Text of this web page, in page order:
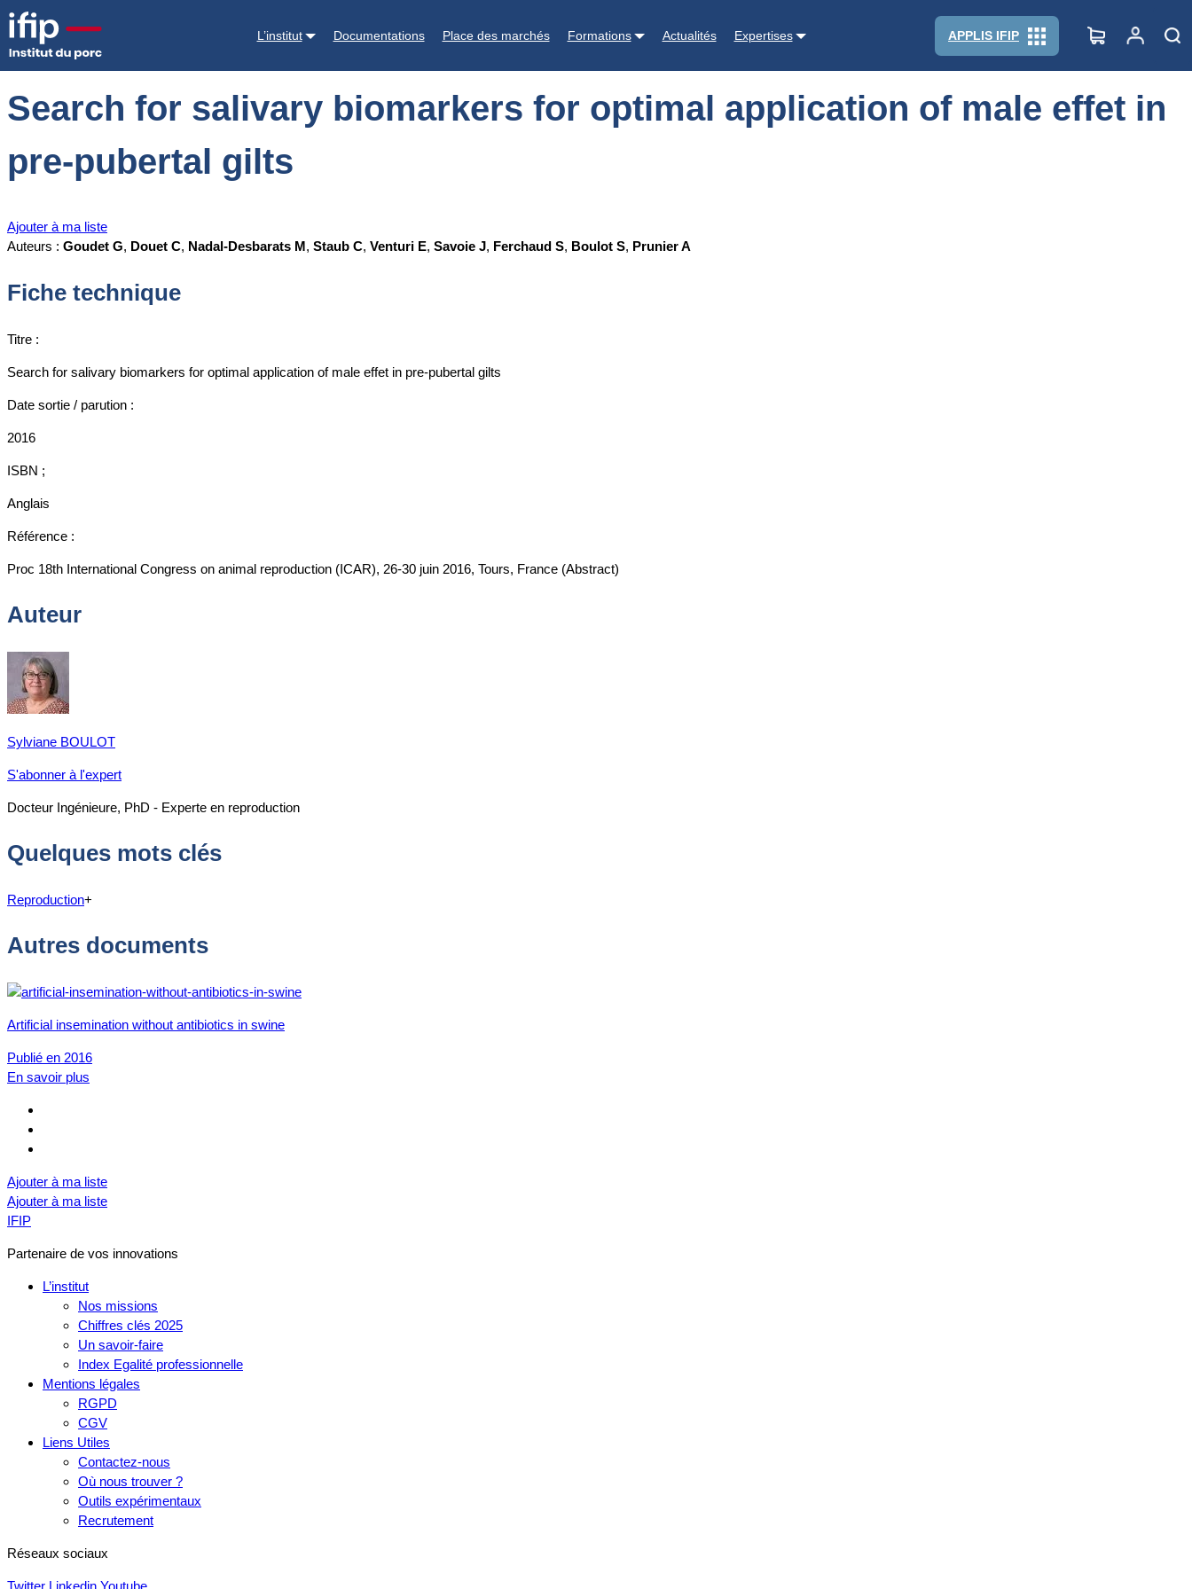
L’institut Documentations Place des marchés Formations Actualités Expertises APPLIS IFIP
Accueil Documentations
Search for salivary biomarkers for optimal application of male effet in
pre-pubertal gilts
Ajouter à ma liste
Auteurs : Goudet G, Douet C, Nadal-Desbarats M, Staub C, Venturi E, Savoie J, Ferchaud S, Boulot S, Prunier A
Fiche technique
Titre :
Search for salivary biomarkers for optimal application of male effet in pre-pubertal gilts
Date sortie / parution :
2016
ISBN ;
Anglais
Référence :
Proc 18th International Congress on animal reproduction (ICAR), 26-30 juin 2016, Tours, France (Abstract)
Auteur
Sylviane BOULOT
S'abonner à l'expert
Docteur Ingénieure, PhD - Experte en reproduction
Quelques mots clés
Reproduction+
Autres documents
Artificial insemination without antibiotics in swine
Publié en 2016
En savoir plus
Ajouter à ma liste
Ajouter à ma liste
IFIP
Partenaire de vos innovations
L’institut
Nos missions
Chiffres clés 2025
Un savoir-faire
Index Egalité professionnelle
Mentions légales
RGPD
CGV
Liens Utiles
Contactez-nous
Où nous trouver ?
Outils expérimentaux
Recrutement
Réseaux sociaux
Twitter Linkedin Youtube